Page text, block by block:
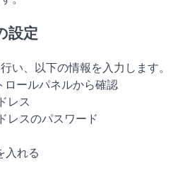
設定
い、以下の情報を入力します。
ロールパネルから確認
レス
レスのパスワード
入れる